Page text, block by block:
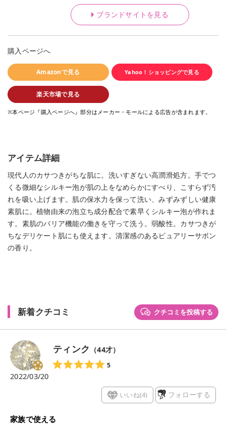
ブランドサイトを見る
購入ページへ
Amazonで見る Yahoo！ショッピングで見る
楽天市場で見る
※本ページ『購入ページへ』部分はメーカー・モールによる広告が含まれます。
アイテム詳細
現代人のカサつきがちな肌に。洗いすぎない高潤滑処方。手でつ
くる微細なシルキー泡が肌の上をなめらかにすべり、こすらず汚
れを吸い上げます。肌の保水力を保って洗い、みずみずしい健康
素肌に。植物由来の泡立ち成分配合で素早くシルキー泡が作れま
す。素肌のバリア機能の働きを守って洗う。弱酸性。カサつきが
ちなデリケート肌にも使えます。清潔感のあるピュアリーサボン
の香り。
新着クチコミ クチコミを投稿する
ティンク （44才）
5
2022/03/20
いいね(4) フォローする
家族で使える